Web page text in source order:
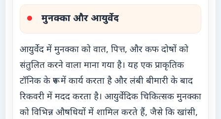
मुनक्का और आयुर्वेद
आयुर्वेद में मुनक्का को वात, पित्त, और कफ दोषों को
संतुलित करने वाला माना गया है। यह एक प्राकृतिक
टॉनिक के रूप में कार्य करता है और लंबी बीमारी के बाद
रिकवरी में मदद करता है। आयुर्वेदिक चिकित्सक मुनक्का
को विभिन्न औषधियों में शामिल करते हैं, जैसे कि खांसी,